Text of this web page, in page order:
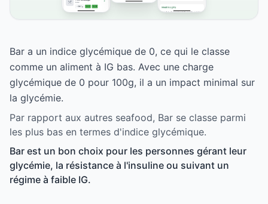
Bar a un indice glycémique de 0, ce qui le classe
comme un aliment à IG bas. Avec une charge
glycémique de 0 pour 100g, il a un impact minimal sur
la glycémie.
Par rapport aux autres seafood, Bar se classe parmi
les plus bas en termes d'indice glycémique.
Bar est un bon choix pour les personnes gérant leur
glycémie, la résistance à l'insuline ou suivant un
régime à faible IG.